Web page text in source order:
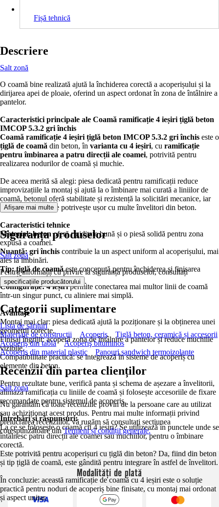
Fișă tehnică
Descriere
Salt zonă
O coamă bine realizată ajută la închiderea corectă a acoperișului și la
dirijarea apei de ploaie, oferind un aspect ordonat în zona de întâlnire a
pantelor.
Caracteristici principale ale Coamă ramificație 4 ieșiri țiglă beton
IMCOP 5.3.2 gri închis
Coamă ramificație 4 ieșiri țiglă beton IMCOP 5.3.2 gri închis este o
țiglă de coamă din beton, în varianta cu 4 ieșiri, cu ramificație
pentru îmbinarea a patru direcții ale coamei, potrivită pentru
realizarea nodurilor de coamă și muchie.
De aceea merită să alegi: piesa dedicată pentru ramificații reduce
improvizațiile la montaj și ajută la o îmbinare mai curată a liniilor de
coamă, betonul oferă stabilitate și rezistență la solicitări mecanice, iar
nuanța gri închis se potrivește ușor cu multe învelitori din beton.
Caracteristici tehnice
Material: betonoferă rigiditate bună și o piesă solidă pentru zona
expusă a coamei.
Nuanță: gri închis contribuie la un aspect uniform al acoperișului, mai
ales la îmbinări.
Tip: țiglă de coamăeste concepută pentru închiderea și finisarea
corectă a coamei.
Configurație: 4 ieșiripermite conectarea mai multor linii de coamă
într-un singur punct, cu aliniere mai simplă.
Avantaje
Montaj mai clar: piesa dedicată ajută la poziționare și la obținerea unei
geometrii corecte.
Finisaj îngrijit: acoperă zona de întâlnire a pantelor și reduce muchiile
vizibile.
Compatibilitate practică: se integrează în sisteme de acoperiș cu
elemente din beton.
Pentru rezultate bune, verifică panta și schema de așezare a învelitorii,
aliniază ramificația cu liniile de coamă și folosește accesoriile de fixare
recomandate pentru sistemul de acoperiș.
Întrebări și răspunsuri:
La ce se folosește o coamă cu 4 ieșiri? Se utilizează în punctele unde se
întâlnesc patru direcții ale coamei sau muchiilor, pentru o îmbinare
corectă.
Este potrivită pentru acoperișuri cu țiglă din beton? Da, fiind din beton
și tip țiglă de coamă, este gândită pentru integrare în astfel de învelitori.
În concluzie: această ramificație de coamă cu 4 ieșiri este o soluție
practică pentru noduri de acoperiș bine finisate, cu montaj mai ordonat
și aspect unitar.
Afișare mai multe
Siguranța produselor
Salt zonă
Pentru informații cu privire la siguranța produselor, consultați
specificațiile producătorului .
Categorii suplimentare
Lista de sărituri
Materiale de construcţii
Acoperiş
Țiglă beton, ceramică și accesorii
Acoperiş din tablă
Acoperiş bituminos
Acoperiş din material plastic
Panouri sandwich termoizolante
Recenzii din partea clienților
Salt zonă
Nu garantăm că toate recenziile provin de la persoane care au utilizat
sau achiziționat acest produs. Pentru mai multe informații privind
prelucrarea recenziilor, vă rugăm să consultați secțiunea
corespunzătoare dinTermeni și condiții generale.
Modalități de plată